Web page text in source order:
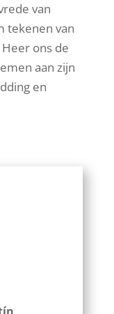
van
tekenen van
ons de
aan zijn
en